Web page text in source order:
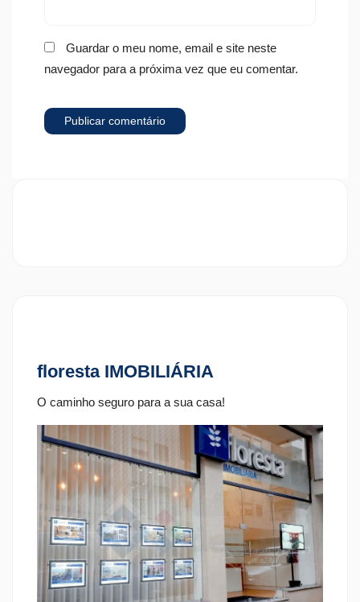
Guardar o meu nome, email e site neste
navegador para a próxima vez que eu comentar.
floresta IMOBILIÁRIA
O caminho seguro para a sua casa!